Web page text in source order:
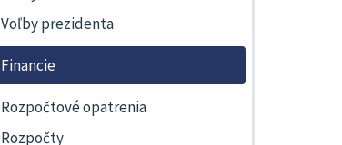
Voľby prezidenta
Financie
Rozpočtové opatrenia
Rozpočty